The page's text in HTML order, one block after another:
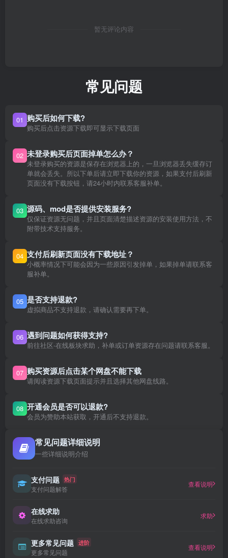
暂无评论内容
常见问题
01 购买后如何下载?
购买后点击资源下载即可显示下载页面
02 未登录购买后页面掉单怎么办？
未登录购买的资源是保存在浏览器上的，一旦浏览器丢失缓存订
单就会丢失。所以下单后请立即下载你的资源，如果支付后刷新
页面没有下载按钮，请24小时内联系客服补单。
03 源码、mod是否提供安装服务?
仅保证资源无问题，并且页面清楚描述资源的安装使用方法，不
附带技术支持服务。
04 支付后刷新页面没有下载地址？
小概率情况下可能会因为一些原因引发掉单，如果掉单请联系客
服补单。
05 是否支持退款?
虚拟商品不支持退款，请确认需要再下单。
06 遇到问题如何获得支持?
前往社区-在线板块求助，补单或订单资源存在问题请联系客服。
07 购买资源后点击某个网盘不能下载
请阅读资源下载页面提示并且选择其他网盘线路。
08 开通会员是否可以退款?
会员为赞助本站获取，开通后不支持退款。
常见问题详细说明
一些详细说明介绍
支付问题 热门
支付问题解答
查看说明
在线求助
在线求助咨询
求助
更多常见问题 进阶
更多常见问题
查看说明